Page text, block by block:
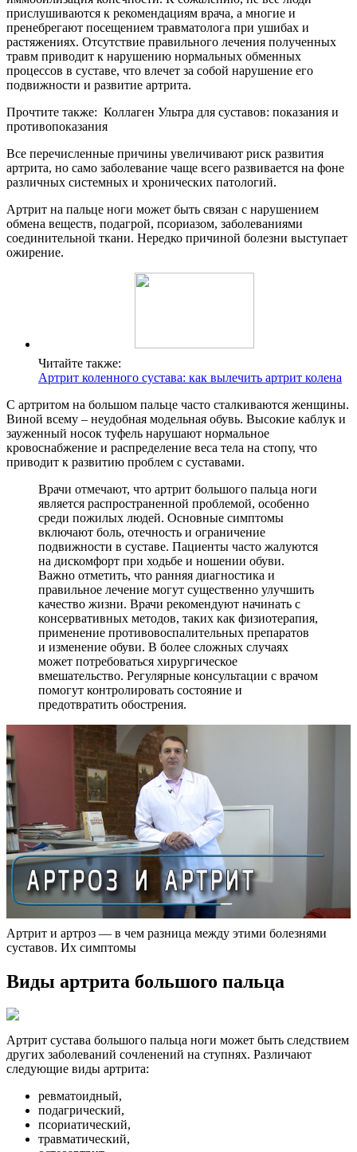
прислушиваются к рекомендациям врача, а многие и
пренебрегают посещением травматолога при ушибах и
растяжениях. Отсутствие правильного лечения полученных
травм приводит к нарушению нормальных обменных
процессов в суставе, что влечет за собой нарушение его
подвижности и развитие артрита.
Прочтите также: Коллаген Ультра для суставов: показания и
противопоказания
Все перечисленные причины увеличивают риск развития
артрита, но само заболевание чаще всего развивается на фоне
различных системных и хронических патологий.
Артрит на пальце ноги может быть связан с нарушением
обмена веществ, подагрой, псориазом, заболеваниями
соединительной ткани. Нередко причиной болезни выступает
ожирение.
Читайте также:
Артрит коленного сустава: как вылечить артрит колена
С артритом на большом пальце часто сталкиваются женщины.
Виной всему – неудобная модельная обувь. Высокие каблук и
зауженный носок туфель нарушают нормальное
кровоснабжение и распределение веса тела на стопу, что
приводит к развитию проблем с суставами.
Врачи отмечают, что артрит большого пальца ноги
является распространенной проблемой, особенно
среди пожилых людей. Основные симптомы
включают боль, отечность и ограничение
подвижности в суставе. Пациенты часто жалуются
на дискомфорт при ходьбе и ношении обуви.
Важно отметить, что ранняя диагностика и
правильное лечение могут существенно улучшить
качество жизни. Врачи рекомендуют начинать с
консервативных методов, таких как физиотерапия,
применение противовоспалительных препаратов
и изменение обуви. В более сложных случаях
может потребоваться хирургическое
вмешательство. Регулярные консультации с врачом
помогут контролировать состояние и
предотвратить обострения.
Артрит и артроз — в чем разница между этими болезнями
суставов. Их симптомы
Виды артрита большого пальца
Артрит сустава большого пальца ноги может быть следствием
других заболеваний сочленений на ступнях. Различают
следующие виды артрита:
ревматоидный,
подагрический,
псориатический,
травматический,